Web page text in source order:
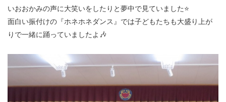
いおおかみの声に大笑いをしたりと夢中で見ていました⭐
面白い振付けの『ホネホネダンス』では子どもたちも大盛り上が
りで一緒に踊っていましたよ🎶